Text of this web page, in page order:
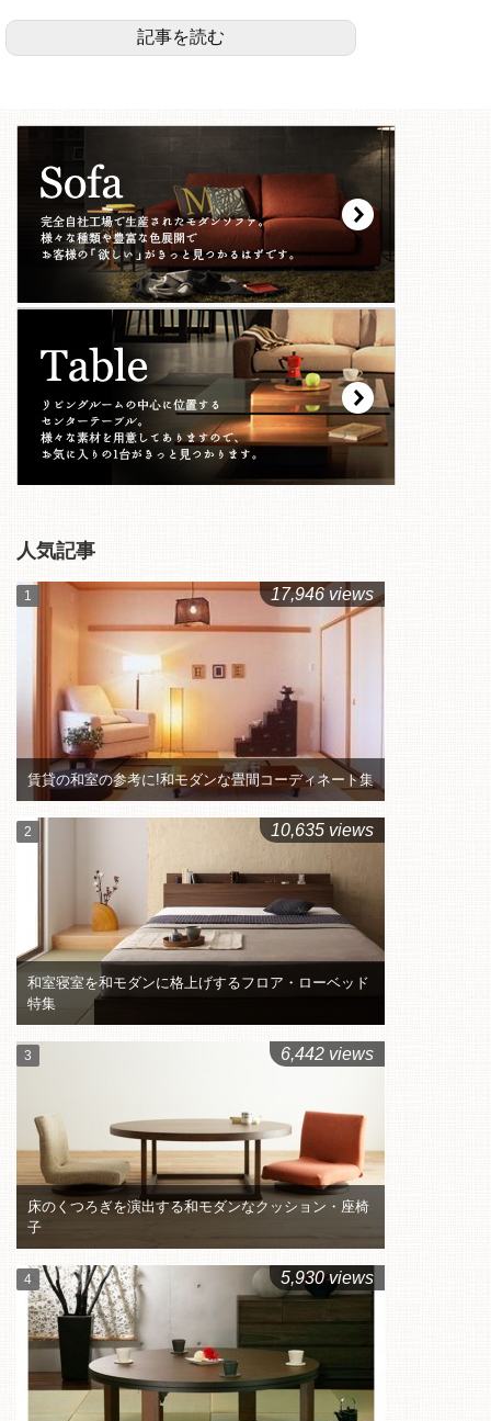
記事を読む
人気記事
賃貸の和室の参考に!和モダンな畳間コーディネート集
17,946 views
和室寝室を和モダンに格上げするフロア・ローベッド
特集
10,635 views
床のくつろぎを演出する和モダンなクッション・座椅
子
6,442 views
5,930 views